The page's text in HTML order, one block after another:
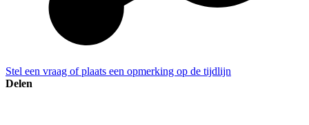
Stel een vraag of plaats een opmerking op de tijdlijn
Delen